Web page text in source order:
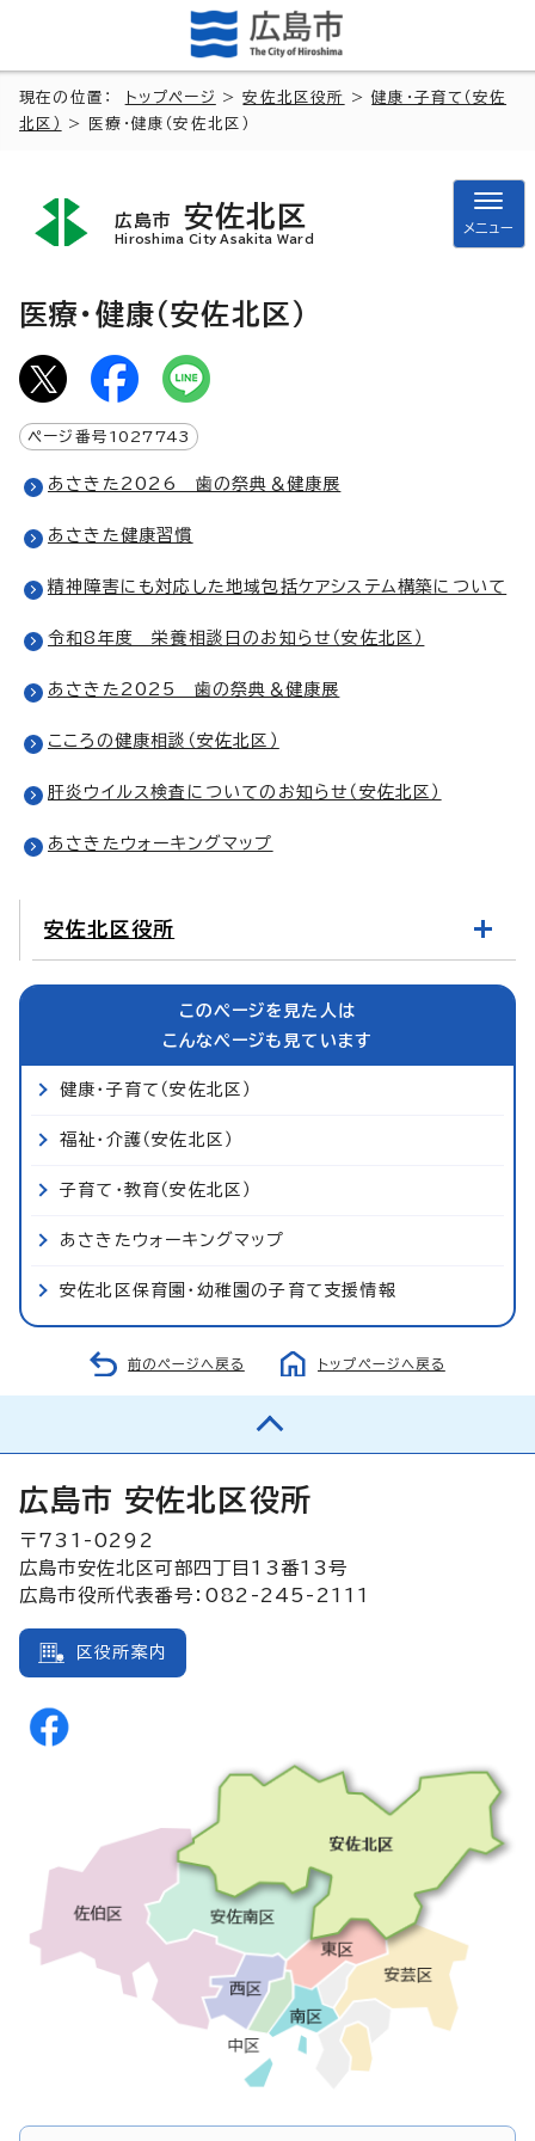
現在の位置： トップページ >安佐北区役所 >健康・子育て（安佐
北区）
> 医療・健康（安佐北区）
広島市 安佐北区
Hiroshima City Asakita Ward
メニュー
医療・健康（安佐北区）
ページ番号 1027743
あさきた2026 歯の祭典＆健康展
あさきた健康習慣
精神障害にも対応した地域包括ケアシステム構築について
令和8年度 栄養相談日のお知らせ（安佐北区）
あさきた2025 歯の祭典＆健康展
こころの健康相談（安佐北区）
肝炎ウイルス検査についてのお知らせ（安佐北区）
あさきたウォーキングマップ
安佐北区役所
このページを見た人は
こんなページも見ています
健康・子育て（安佐北区）
福祉・介護（安佐北区）
子育て・教育（安佐北区）
あさきたウォーキングマップ
安佐北区保育園・幼稚園の子育て支援情報
前のページへ戻る トップページへ戻る
広島市 安佐北区役所
〒731-0292
広島市安佐北区可部四丁目13番13号
広島市役所代表番号：082-245-2111
区役所案内